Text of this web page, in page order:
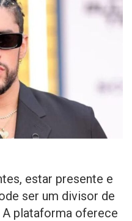
estar presente e
ser um divisor de
A plataforma oferece